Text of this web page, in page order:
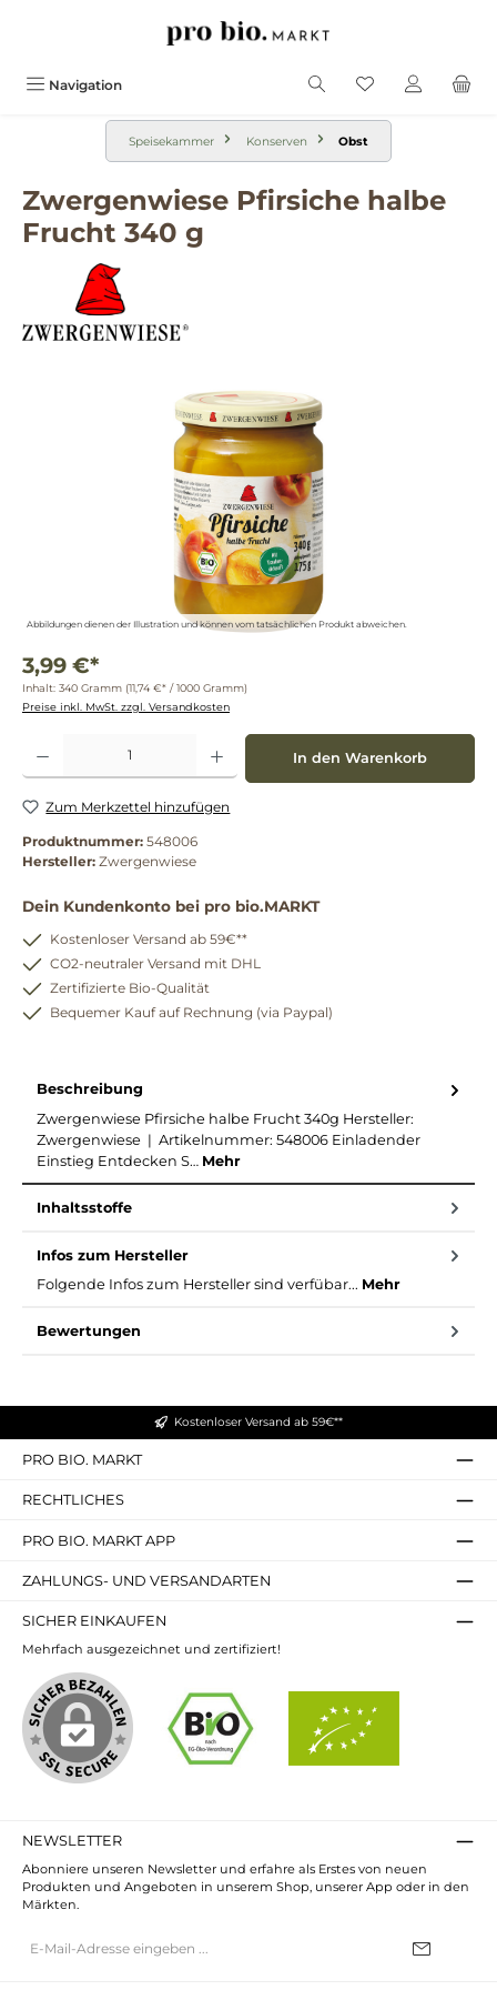
Navigation
Speisekammer Konserven Obst
Zwergenwiese Pfirsiche halbe
Frucht 340 g
Bildergalerie überspringen
Abbildungen dienen der Illustration und können vom tatsächlichen Produkt abweichen.
3,99 €*
Inhalt: 340 Gramm (11,74 €* / 1000 Gramm)
Preise inkl. MwSt. zzgl. Versandkosten
Produkt Anzahl: Gib den gewünschten Wert ein oder benutze die Schaltflächen um
In den Warenkorb
Zum Merkzettel hinzufügen
Produktnummer: 548006
Hersteller: Zwergenwiese
Dein Kundenkonto bei pro bio.MARKT
Kostenloser Versand ab 59€**
CO2-neutraler Versand mit DHL
Zertifizierte Bio-Qualität
Bequemer Kauf auf Rechnung (via Paypal)
Beschreibung
Zwergenwiese Pfirsiche halbe Frucht 340g Hersteller:
Zwergenwiese | Artikelnummer: 548006 Einladender
Einstieg Entdecken S… Mehr
Inhaltsstoffe
Infos zum Hersteller
Folgende Infos zum Hersteller sind verfübar... Mehr
Bewertungen
Kostenloser Versand ab 59€**
PRO BIO. MARKT
RECHTLICHES
PRO BIO. MARKT APP
ZAHLUNGS- UND VERSANDARTEN
SICHER EINKAUFEN
Mehrfach ausgezeichnet und zertifiziert!
NEWSLETTER
Abonniere unseren Newsletter und erfahre als Erstes von neuen
Produkten und Angeboten in unserem Shop, unserer App oder in den
Märkten.
Mail-